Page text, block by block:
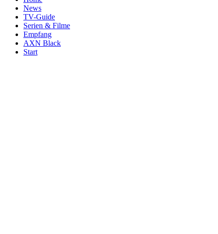
News
TV-Guide
Serien & Filme
Empfang
AXN Black
Start